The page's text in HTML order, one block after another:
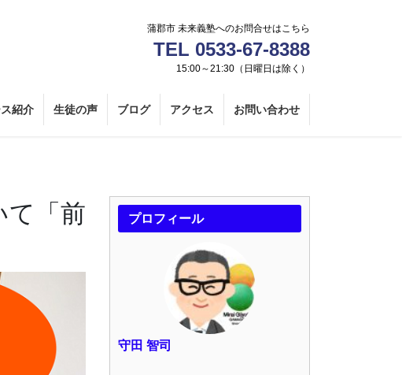
蒲郡市 未来義塾へのお問合せはこちら
TEL 0533-67-8388
15:00～21:30（日曜日は除く）
紹介 生徒の声 ブログ アクセス お問い合わせ
て「前
プロフィール
守田 智司